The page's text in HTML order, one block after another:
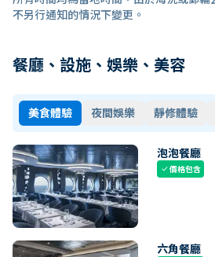
不另行通知的情況下變更。
餐廳、設施、娛樂、美容
美食體驗 夜間娛樂 靜修體驗
泡泡餐廳
check價格包含
六角餐廳